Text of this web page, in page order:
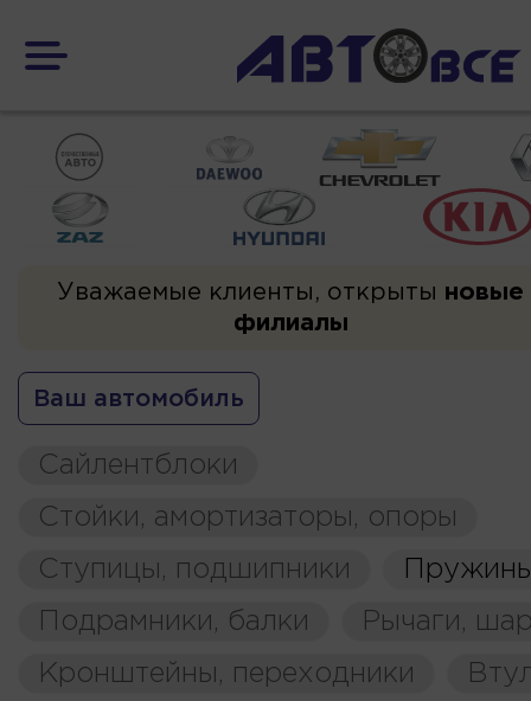
Уважаемые клиенты, открыты новые
филиалы
Ваш автомобиль
Сайлентблоки
Стойки, амортизаторы, опоры
Ступицы, подшипники
Подрамники, балки
Рычаги,
Кронштейны, переходники